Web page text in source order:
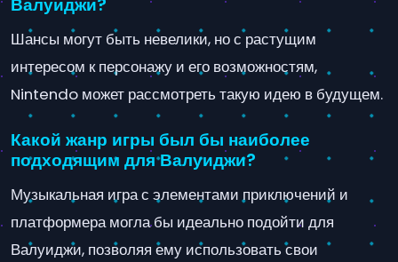
Валуиджи?
Шансы могут быть невелики, но с растущим
интересом к персонажу и его возможностям,
Nintendo может рассмотреть такую идею в будущем.
Какой жанр игры был бы наиболее
подходящим для Валуиджи?
Музыкальная игра с элементами приключений и
платформера могла бы идеально подойти для
Валуиджи, позволяя ему использовать свои